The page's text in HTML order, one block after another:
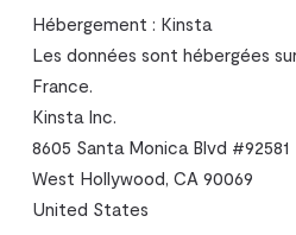
Hébergement : Kinsta
Les données sont hébergées
France.
Kinsta Inc.
8605 Santa Monica Blvd #92581
West Hollywood, CA 90069
United States